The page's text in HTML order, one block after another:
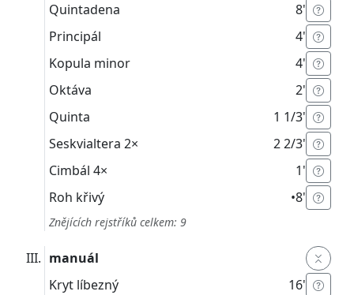
Quintadena
8'
Principál
4'
Kopula minor
4'
Oktáva
2'
Quinta
1 1/3'
Seskvialtera 2×
2 2/3'
Cimbál 4×
1'
Roh křivý
•8'
Znějících rejstříků celkem: 9
manuál
Kryt líbezný
16'